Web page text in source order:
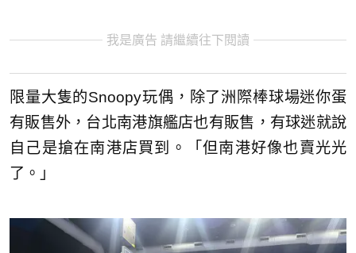
我是廣告 請繼續往下閱讀
限量大隻的Snoopy玩偶，除了洲際棒球場迷你蛋
有販售外，台北南港旗艦店也有販售，有球迷就說
自己是搶在南港店買到。「但南港好像也賣光光
了。」